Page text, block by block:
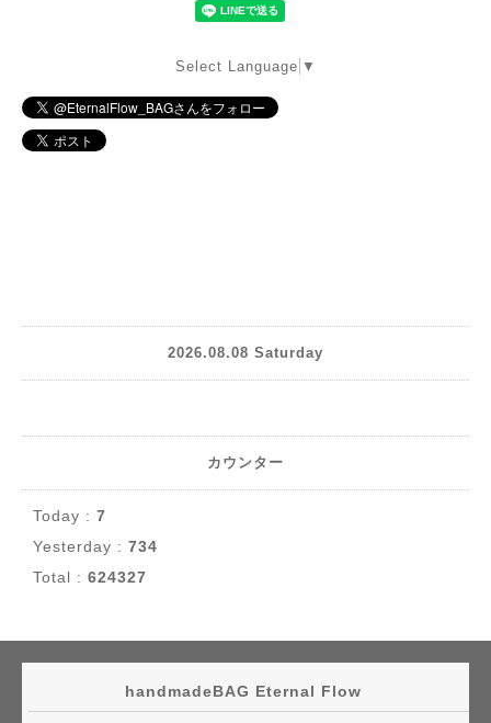
Select Language ▼
2026.08.08 Saturday
カウンター
Today : 7
Yesterday : 734
Total : 624327
handmadeBAG Eternal Flow